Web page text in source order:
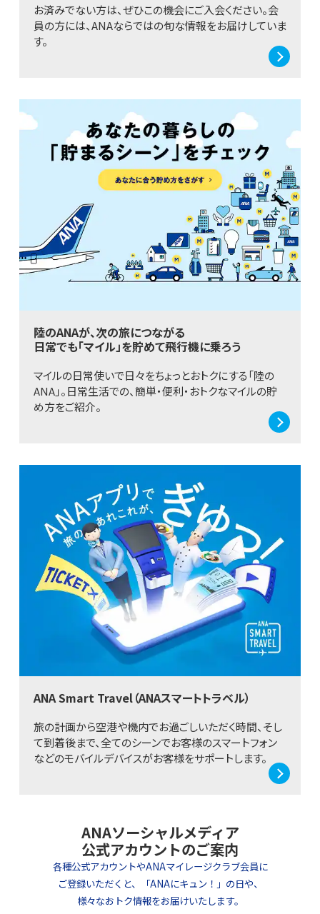
お済みでない方は、ぜひこの機会にご入会ください。会
員の方には、ANAならではの旬な情報をお届けしていま
す。
陸のANAが、次の旅につながる
日常でも「マイル」を貯めて飛行機に乗ろう
マイルの日常使いで日々をちょっとおトクにする「陸の
ANA」。日常生活での、簡単・便利・おトクなマイルの貯
め方をご紹介。
ANA Smart Travel（ANAスマートトラベル）
旅の計画から空港や機内でお過ごしいただく時間、そし
て到着後まで、全てのシーンでお客様のスマートフォン
などのモバイルデバイスがお客様をサポートします。
ANAソーシャルメディア
公式アカウントのご案内
各種公式アカウントやANAマイレージクラブ会員に
ご登録いただくと、
「ANAにキュン！」の日や、
様々なおトク情報をお届けいたします。